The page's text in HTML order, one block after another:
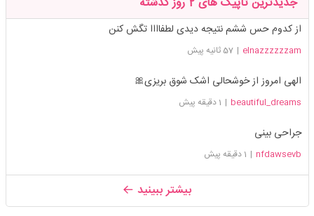
از کدوم حس ششم نتیجه دیدی لطفاااا تگش کنن
elnazzzzzzam
| 57 ثانیه پیش
الهی امروز از خوشحالی اشک شوق بریزی🎀
beautiful_dreams
| 1 دقیقه پیش
جراحی بینی
nfdawsevb
| 1 دقیقه پیش
بیشتر ببینید